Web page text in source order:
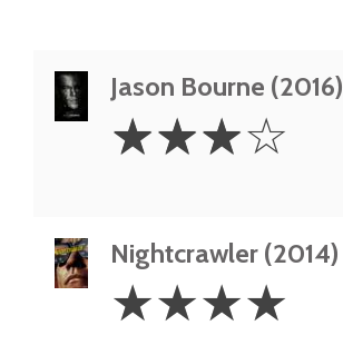
Jason Bourne (2016)
Stars
☆☆☆☆
Nightcrawler (2014)
Stars
☆☆☆☆